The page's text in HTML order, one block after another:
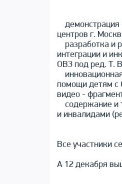
демонстрация
центров г.
разработка и
интеграции и
ОВЗ под ред. Т.
помощи детям с
видео -
содержание и
и инвалидами
Все участники
А 12 декабря